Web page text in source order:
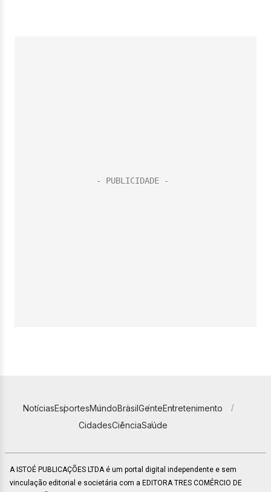
NotíciasEsportesMundoBrasilGenteEntretenimento
CidadesCiênciaSaúde
A ISTOÉ PUBLICAÇÕES LTDA é um portal digital independente e sem
vinculação editorial e societária com a EDITORA TRES COMÉRCIO DE